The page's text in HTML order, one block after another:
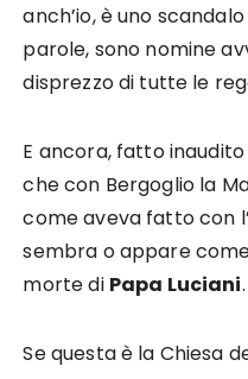
anch’io, è uno
parole, sono nomine
disprezzo di tutte le
E ancora, fatto
che con Bergoglio la
come aveva fatto con
sembra o appare
morte di Papa Luciani.
Se questa è la Chiesa